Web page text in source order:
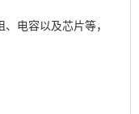
电容以及芯片等，